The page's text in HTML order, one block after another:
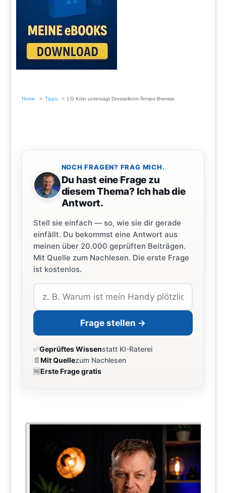
Home Tipps LG Köln untersagt Drosselkom-Tempo-Bremse
NOCH FRAGEN? FRAG MICH.
Du hast eine Frage zu
diesem Thema? Ich hab die
Antwort.
Stell sie einfach — so, wie sie dir gerade
einfällt. Du bekommst eine Antwort aus
meinen über 20.000 geprüften Beiträgen.
Mit Quelle zum Nachlesen. Die erste Frage
ist kostenlos.
Frage stellen →
✅Geprüftes Wissenstatt KI-Raterei
📄Mit Quellezum Nachlesen
🆓Erste Frage gratis